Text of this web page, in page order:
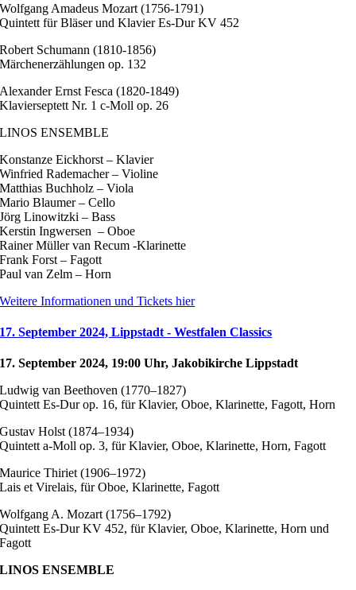
Wolfgang Amadeus Mozart (1756-1791)
Quintett für Bläser und Klavier Es-Dur KV 452
Robert Schumann (1810-1856)
Märchenerzählungen op. 132
Alexander Ernst Fesca (1820-1849)
Klavierseptett Nr. 1 c-Moll op. 26
LINOS ENSEMBLE
Konstanze Eickhorst – Klavier
Winfried Rademacher – Violine
Matthias Buchholz – Viola
Mario Blaumer – Cello
Jörg Linowitzki – Bass
Kerstin Ingwersen – Oboe
Rainer Müller van Recum -Klarinette
Frank Forst – Fagott
Paul van Zelm – Horn
Weitere Informationen und Tickets hier
17. September 2024, Lippstadt - Westfalen Classics
17. September 2024, 19:00Uhr, Jakobikirche Lippstadt
Ludwig van Beethoven (1770–1827)
Quintett Es-Dur op. 16, für Klavier, Oboe, Klarinette, Fagott, Horn
Gustav Holst (1874–1934)
Quintett a-Moll op. 3, für Klavier, Oboe, Klarinette, Horn, Fagott
Maurice Thiriet (1906–1972)
Lais et Virelais, für Oboe, Klarinette, Fagott
Wolfgang A. Mozart (1756–1792)
Quintett Es-Dur KV 452, für Klavier, Oboe, Klarinette, Horn und
Fagott
LINOS ENSEMBLE